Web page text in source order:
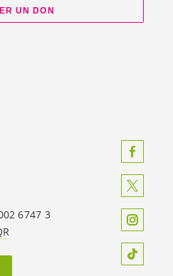
UN DON
6747 3